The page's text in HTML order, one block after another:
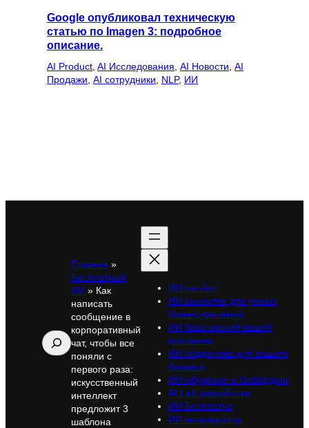
Google опубликовал техническую
статью по Imagen 3: подробное
описание.
AI Product AI Исследования AI Новости AI
Продажи AI сотрудники NLP, ИИ
Поиск
Главная »
Бесплатный
ИИ » Как
написать
сообщение в
корпоративный
чат, чтобы все
поняли с
первого раза:
искусственный
интеллект
предложит 3
шаблона
ИИ чат-бот
ИИ аналитик для умных
бизнес-решений
ИИ база знаний вашей
компании
ИИ поддержка для вашего
бизнеса
ИИ-обучение и Онбординг
AI Lab разработка
ИИ Бесплатно
ИИ акселератор